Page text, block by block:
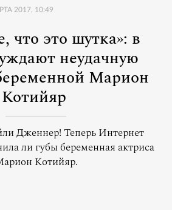
2017, 10:49
что это шутка»: в
неудачную
Марион
Котийяр
Дженнер! Теперь Интернет
ли губы беременная актриса
Котийяр.